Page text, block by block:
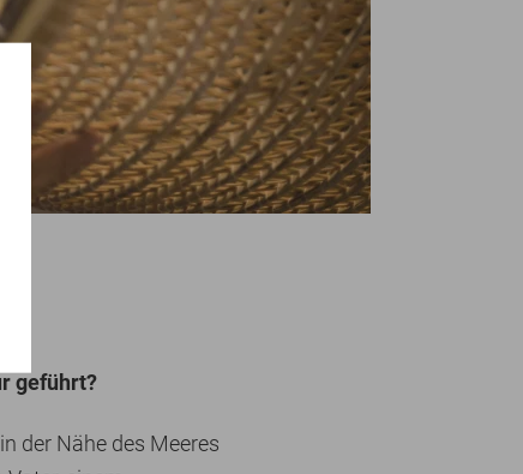
geführt?
der Nähe des Meeres